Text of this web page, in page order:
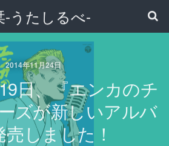
-うたしるべ-
2014年11月24日
日、『エンカのチ
ズが新しいアルバ
しました！